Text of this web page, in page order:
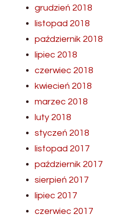
grudzień 2018
listopad 2018
październik 2018
lipiec 2018
czerwiec 2018
kwiecień 2018
marzec 2018
luty 2018
styczeń 2018
listopad 2017
październik 2017
sierpień 2017
lipiec 2017
czerwiec 2017